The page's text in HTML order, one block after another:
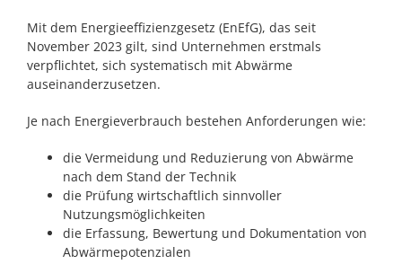
Mit dem Energieeffizienzgesetz (EnEfG), das seit
November 2023 gilt, sind Unternehmen erstmals
verpflichtet, sich systematisch mit Abwärme
auseinanderzusetzen.
Je nach Energieverbrauch bestehen Anforderungen wie:
die Vermeidung und Reduzierung von Abwärme
nach dem Stand der Technik
die Prüfung wirtschaftlich sinnvoller
Nutzungsmöglichkeiten
die Erfassung, Bewertung und Dokumentation von
Abwärmepotenzialen